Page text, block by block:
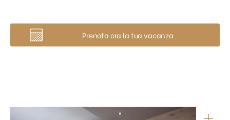
Prenota ora la tua vacanza